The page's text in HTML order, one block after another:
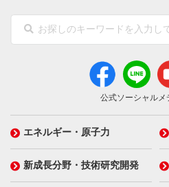
公式ソーシャルメ
エネルギー・原子力
新成長分野・技術研究開発